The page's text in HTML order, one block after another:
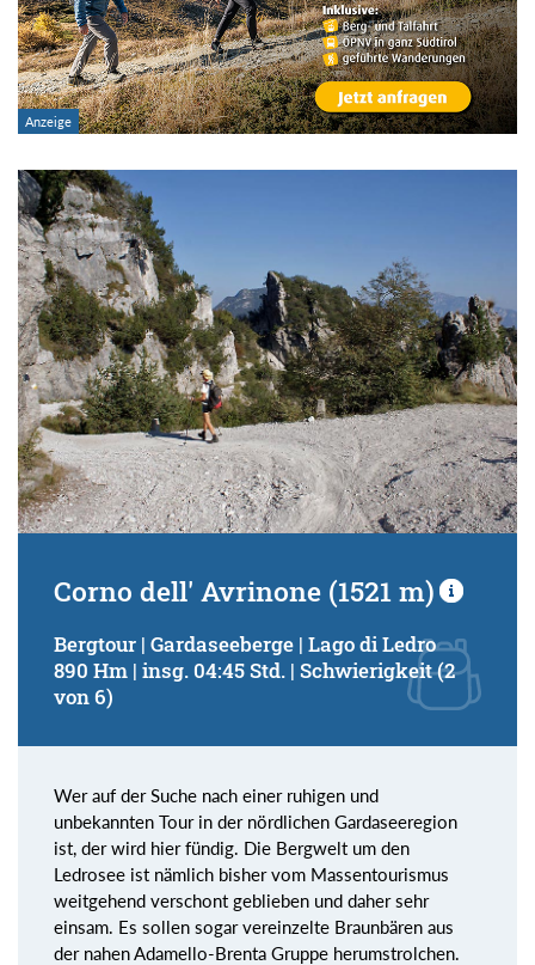
Gebirge:
Art der Tour:
Schwierigkeitsgrad:
von
Kondition (Tourdauer):
von
bis
Suchbegriff:
Corno dell' Avrinone (1521 m)
Bergtour | Gardaseeberge | Lago di Ledro
890 Hm | insg. 04:45 Std. | Schwierigkeit (2
von 6)
Wer auf der Suche nach einer ruhigen und
unbekannten Tour in der nördlichen Gardaseeregion
ist, der wird hier fündig. Die Bergwelt um den
Ledrosee ist nämlich bisher vom Massentourismus
weitgehend verschont geblieben und daher sehr
einsam. Es sollen sogar vereinzelte Braunbären aus
der nahen Adamello-Brenta Gruppe herumstrolchen.